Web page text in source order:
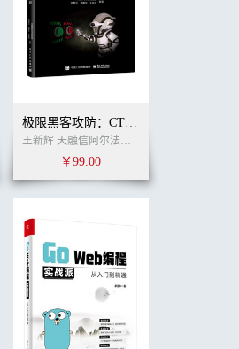
极限黑客攻防：CTF赛题揭秘
王新辉 天融信阿尔法实验室 张黎元 郭勇生 (作者)
￥99.00